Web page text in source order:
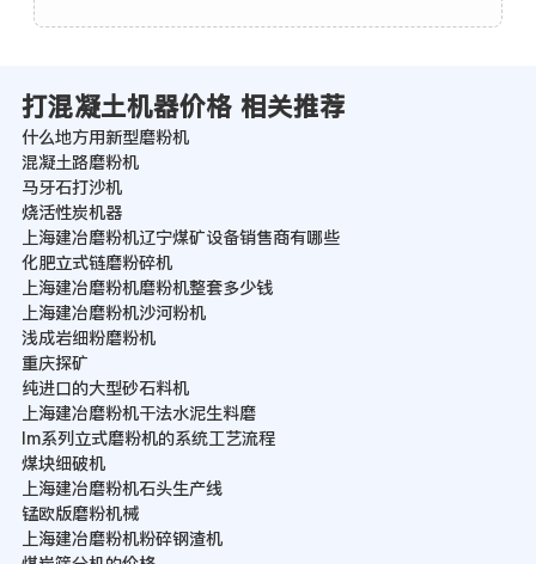
打混凝土机器价格 相关推荐
什么地方用新型磨粉机
混凝土路磨粉机
马牙石打沙机
烧活性炭机器
上海建冶磨粉机辽宁煤矿设备销售商有哪些
化肥立式链磨粉碎机
上海建冶磨粉机磨粉机整套多少钱
上海建冶磨粉机沙河粉机
浅成岩细粉磨粉机
重庆探矿
纯进口的大型砂石料机
上海建冶磨粉机干法水泥生料磨
lm系列立式磨粉机的系统工艺流程
煤块细破机
上海建冶磨粉机石头生产线
锰欧版磨粉机械
上海建冶磨粉机粉碎钢渣机